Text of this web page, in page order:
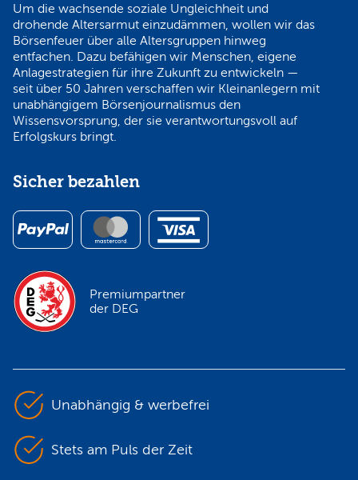
Um die wachsende soziale Ungleichheit und
drohende Altersarmut einzudämmen, wollen wir das
Börsenfeuer über alle Altersgruppen hinweg
entfachen. Dazu befähigen wir Menschen, eigene
Anlagestrategien für ihre Zukunft zu entwickeln —
seit über 50 Jahren verschaffen wir Kleinanlegern mit
unabhängigem Börsenjournalismus den
Wissensvorsprung, der sie verantwortungsvoll auf
Erfolgskurs bringt.
Sicher bezahlen
Premiumpartner
der DEG
Unabhängig & werbefrei
Stets am Puls der Zeit